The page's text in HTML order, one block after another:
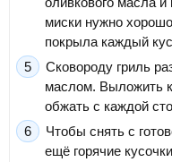
миски нужно
покрыла каждый
Сковороду гриль
маслом. Выложить
обжать с каждой
Чтобы снять с
ещё горячие